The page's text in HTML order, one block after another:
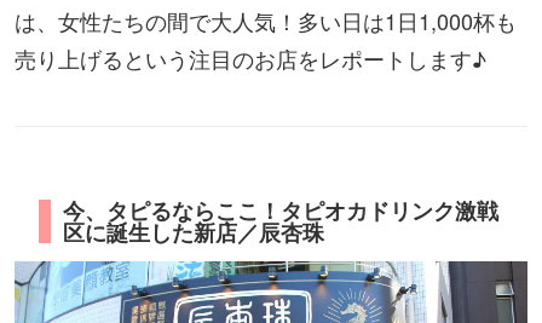
は、女性たちの間で大人気！多い日は1日1,000杯も
売り上げるという注目のお店をレポートします♪
今、タピるならここ！タピオカドリンク激戦
区に誕生した新店／辰杏珠